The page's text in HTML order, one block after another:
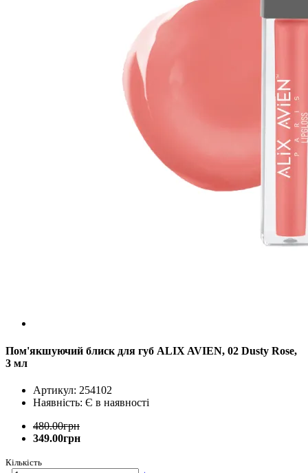
Пом'якшуючий блиск для губ ALIX AVIEN, 02 Dusty Rose,
3 мл
Артикул: 254102
Наявність: Є в наявності
480.00грн
349.00грн
Кількість